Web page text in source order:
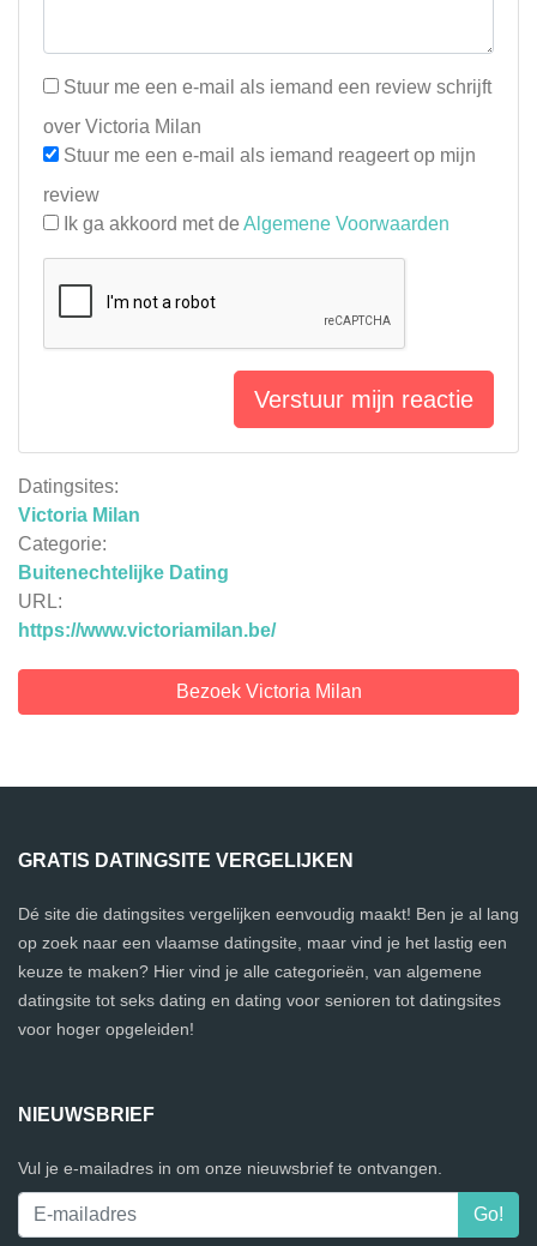
Datingsites:
Victoria Milan
Categorie:
Buitenechtelijke Dating
URL:
https://www.victoriamilan.be/
Bezoek Victoria Milan
Stuur me een e-mail als iemand een review schrijft
over Victoria Milan
Stuur me een e-mail als iemand reageert op mijn
review
Ik ga akkoord met de Algemene Voorwaarden
Verstuur mijn reactie
GRATIS DATINGSITE VERGELIJKEN
Dé site die datingsites vergelijken eenvoudig maakt! Ben je al lang
op zoek naar een vlaamse datingsite, maar vind je het lastig een
keuze te maken? Hier vind je alle categorieën, van algemene
datingsite tot seks dating en dating voor senioren tot datingsites
voor hoger opgeleiden!
NIEUWSBRIEF
Vul je e-mailadres in om onze nieuwsbrief te ontvangen.